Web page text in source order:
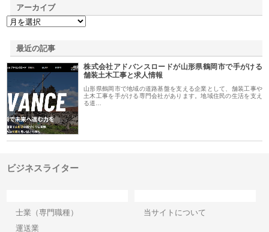
アーカイブ
最近の記事
株式会社アドバンスロードが山形県鶴岡市で手がける
舗装土木工事と求人情報
山形県鶴岡市で地域の道路基盤を支える企業として、舗装工事や
土木工事を手がける専門会社があります。地域住民の生活を支え
る道…
ビジネスライター
士業（専門職種）
運送業
当サイトについて